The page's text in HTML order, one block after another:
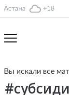
Астана +18
Вы искали все